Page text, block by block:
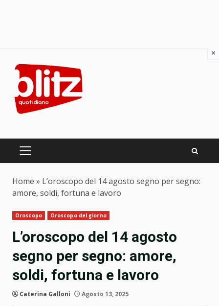
content
PRIMARY
Home » L’oroscopo del 14 agosto segno per segno:
amore, soldi, fortuna e lavoro
Oroscopo Oroscopo del giorno
L’oroscopo del 14 agosto
segno per segno: amore,
soldi, fortuna e lavoro
Caterina Galloni Agosto 13, 2025
×